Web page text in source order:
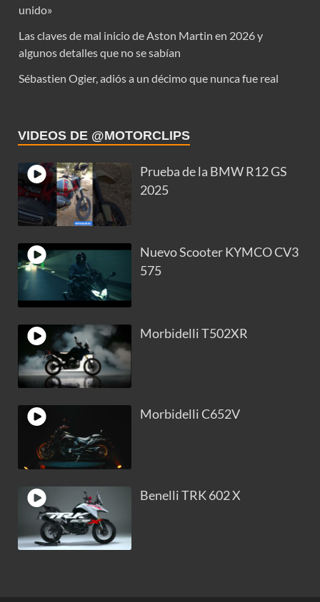
unido»
Las claves de mal inicio de Aston Martin en 2026 y
algunos detalles que no se sabían
Sébastien Ogier, adiós a un décimo que nunca fue real
VIDEOS DE @MOTORCLIPS
Prueba de la BMW R12 GS
2025
Nuevo Scooter KYMCO CV3
575
Morbidelli T502XR
Morbidelli C652V
Benelli TRK 602 X